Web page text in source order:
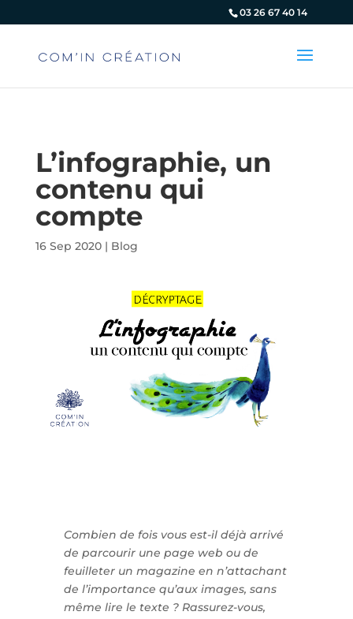
03 26 67 40 14
L’infographie, un
contenu qui
compte
16 Sep 2020| Blog
Combien de fois vous est-il déjà arrivé
de parcourir une page web ou de
feuilleter un magazine en n’attachant
de l’importance qu’aux images, sans
même lire le texte ? Rassurez-vous,